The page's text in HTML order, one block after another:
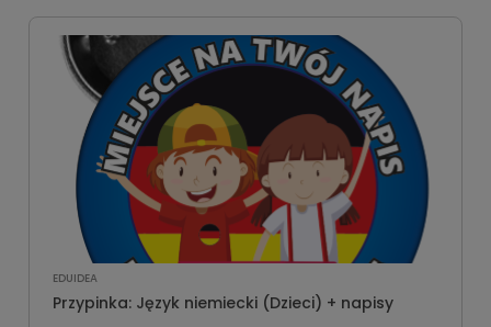
EDUIDEA
Przypinka: Język niemiecki (Dzieci) + napisy